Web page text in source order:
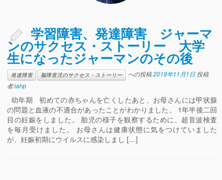
学習障害、発達障害 ジャーマ
ンのサクセス・ストーリー 大学
生になったジャーマンのその後
発達障害 脳障害児のサクセス・ストーリー への投稿2019年11月1日 投稿
者:iahp
幼年期 初めての赤ちゃんを亡くしたあと、お母さんには甲状腺
の問題と血液の不適合があったことがわかりました。 1年半後二回
目の妊娠をしました。 胎児の様子を観察するために、超音波検査
を毎月受けました。 お母さんは健康状態に気をつけていました
が、妊娠初期にウイルスに感染しまし […]